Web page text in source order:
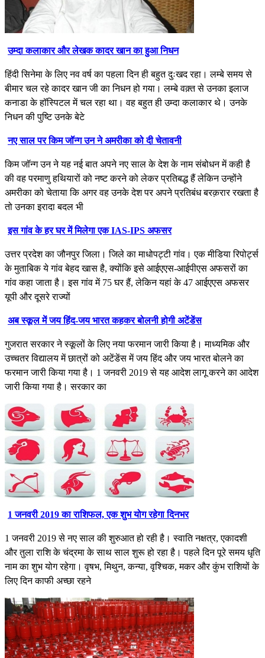
उम्दा कलाकार और लेखक कादर खान का हुआ निधन
हिंदी सिनेमा के लिए नव वर्ष का पहला दिन ही बहुत दुःखद रहा। लम्बे समय से
बीमार चल रहे कादर खान जी का निधन हो गया। लम्बे वक़्त से उनका इलाज
कनाडा के हॉस्पिटल में चल रहा था। वह बहुत ही उम्दा कलाकार थे। उनके
निधन की पुष्टि उनके बेटे
नए साल पर किम जॉन्ग उन ने अमरीका को दी चेतावनी
किम जॉन्ग उन ने यह नई बात अपने नए साल के देश के नाम संबोधन में कही है
की वह परमाणु हथियारों को नष्ट करने को लेकर प्रतिबद्ध हैं लेकिन उन्होंने
अमरीका को चेताया कि अगर वह उनके देश पर अपने प्रतिबंध बरक़रार रखता है
तो उनका इरादा बदल भी
इस गांव के हर घर में मिलेगा एक IAS-IPS अफसर
उत्तर प्रदेश का जौनपुर जिला। जिले का माधोपट्टी गांव। एक मीडिया रिपोर्ट्स
के मुताबिक ये गांव बेहद खास है, क्योंकि इसे आईएएस-आईपीएस अफसरों का
गांव कहा जाता है। इस गांव में 75 घर हैं, लेकिन यहां के 47 आईएएस अफसर
यूपी और दूसरे राज्यों
अब स्कूल में जय हिंद-जय भारत कहकर बोलनी होगी अटेंडेंस
गुजरात सरकार ने स्कूलों के लिए नया फरमान जारी किया है। माध्यमिक और
उच्चतर विद्यालय में छात्रों को अटेंडेंस में जय हिंद और जय भारत बोलने का
फरमान जारी किया गया है। 1 जनवरी 2019 से यह आदेश लागू करने का आदेश
जारी किया गया है। सरकार का
1 जनवरी 2019 का राशिफल, एक शुभ योग रहेगा दिनभर
1 जनवरी 2019 से नए साल की शुरुआत हो रही है। स्वाति नक्षत्र, एकादशी
और तुला राशि के चंद्रमा के साथ साल शुरू हो रहा है। पहले दिन पूरे समय धृति
नाम का शुभ योग रहेगा। वृषभ, मिथुन, कन्या, वृश्चिक, मकर और कुंभ राशियों के
लिए दिन काफी अच्छा रहने